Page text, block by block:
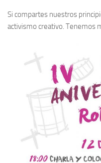
Si compartes nuestros
activismo creativo. Tenemos